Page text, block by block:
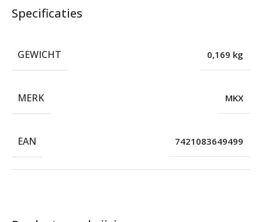
Specificaties
GEWICHT 0,169 kg
MERK MKX
EAN 7421083649499